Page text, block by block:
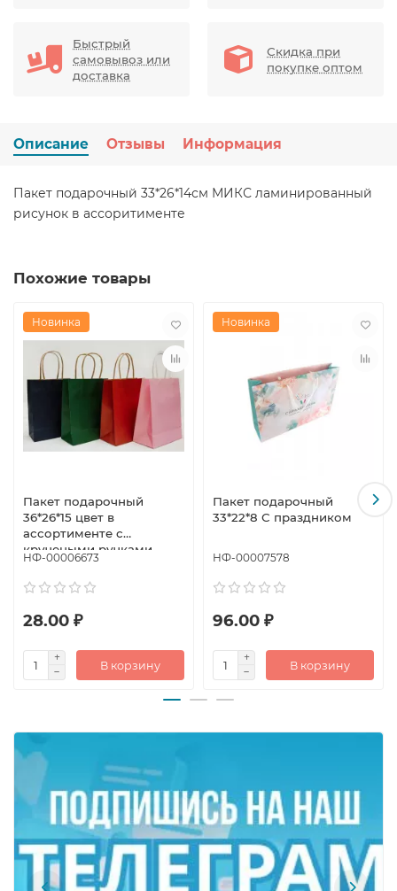
Быстрый
самовывоз или
доставка
Скидка при
покупке оптом
Описание Отзывы Информация
Пакет подарочный 33*26*14см МИКС ламинированный
рисунок в ассоритименте
Похожие товары
Новинка
Пакет подарочный
36*26*15 цвет в
ассортименте с
кручеными ручками
НФ-00006673
28.00 ₽
В корзину
Новинка
Пакет подарочный
33*22*8 С праздником
НФ-00007578
96.00 ₽
В корзину